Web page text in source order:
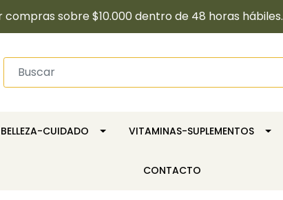
sobre $10.000 dentro de 48 horas hábiles.
BELLEZA-CUIDADO VITAMINAS-SUPLEMENTOS
CONTACTO